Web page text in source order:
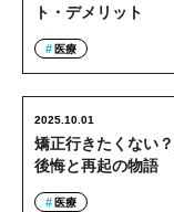
ト・デメリット
医療
矯正行きたくない
後悔と再起の物語
2025.10.01
医療